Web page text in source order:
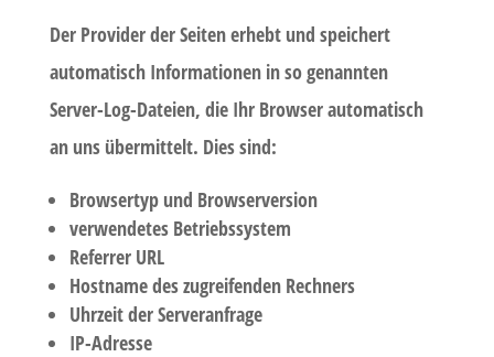
Der Provider der Seiten erhebt und speichert
automatisch Informationen in so genannten
Server-Log-Dateien, die Ihr Browser automatisch
an uns übermittelt. Dies sind:
Browsertyp und Browserversion
verwendetes Betriebssystem
Referrer URL
Hostname des zugreifenden Rechners
Uhrzeit der Serveranfrage
IP-Adresse